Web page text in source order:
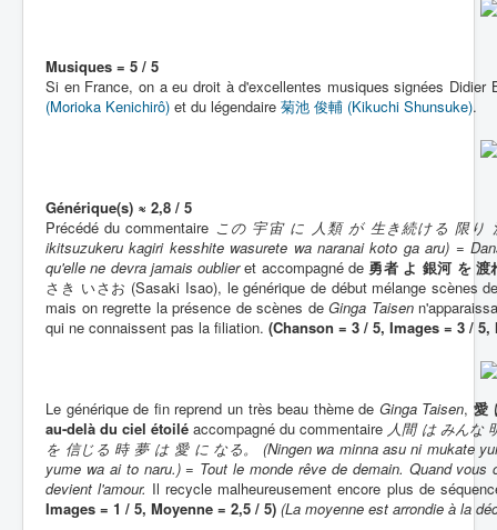
Musiques = 5 / 5
Si en France, on a eu droit à d'excellentes musiques signées
(Morioka Kenichirô) et du légendaire 菊池 俊輔 (Kikuchi Shunsuke).
Générique(s) ≈ 2,8 / 5
Précédé du commentaire この 宇宙 に 人類 が 生き続ける 限り
ikitsuzukeru kagiri kesshite wasurete wa naranai koto ga aru) =
qu'elle ne devra jamais oublieret accompagné de 勇者 よ 銀河 を
さき いさお (Sasaki Isao), le générique de début mélange scènes
mais on regrette la présence de scènes de Ginga Taisen
qui ne connaissent pas la filiation. (Chanson = 3 / 5, Images = 3 / 5,
Le générique de fin reprend un très beau thème de Ginga Taisen,愛
au-delà du ciel étoilé accompagné du commentaire 人間 は みんな
を 信じる 時 夢 は 愛 に なる。 (Ningen wa minna asu ni mukate
yume wa ai to naru.) = Tout le monde rêve de demain. Quand
devient l'amour. Il recycle malheureusement encore plus de
Images = 1 / 5, Moyenne = 2,5 / 5) (La moyenne est arrondie à la